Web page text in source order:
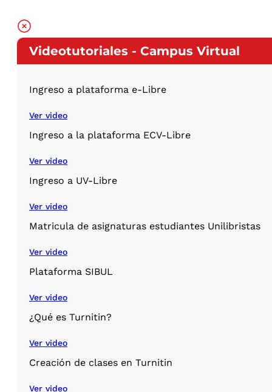
Videotutoriales - Campus Virtual
Ingreso a plataforma e-Libre
Ver video
Ingreso a la plataforma ECV-Libre
Ver video
Ingreso a UV-Libre
Ver video
Matricula de asignaturas estudiantes Unilibristas
Ver video
Plataforma SIBUL
Ver video
¿Qué es Turnitin?
Ver video
Creación de clases en Turnitin
Ver video